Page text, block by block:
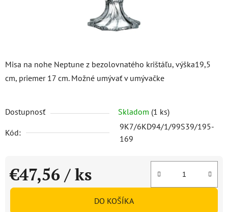
Misa na nohe Neptune z bezolovnatého krištáľu, výška19,5
cm, priemer 17 cm. Možné umývať v umývačke
Dostupnosť Skladom (1 ks)
Kód:
9K7/6KD94/1/99S39/195-
169
€47,56 / ks
Jednotková cena:
DO KOŠÍKA